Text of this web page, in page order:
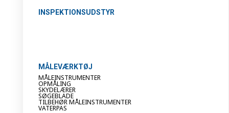
INSPEKTIONSUDSTYR
MÅLEVÆRKTØJ
MÅLEINSTRUMENTER
OPMÅLING
SKYDELÆRER
SØGEBLADE
TILBEHØR MÅLEINSTRUMENTER
VATERPAS